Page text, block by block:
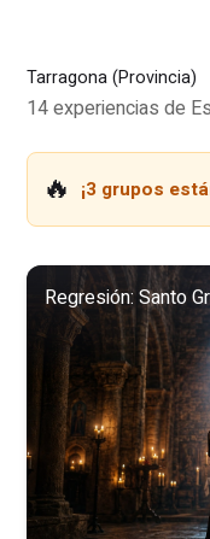
Tarragona (Provincia)
14 experiencias de
🔥 ¡3 grupos
Regresión: Santo